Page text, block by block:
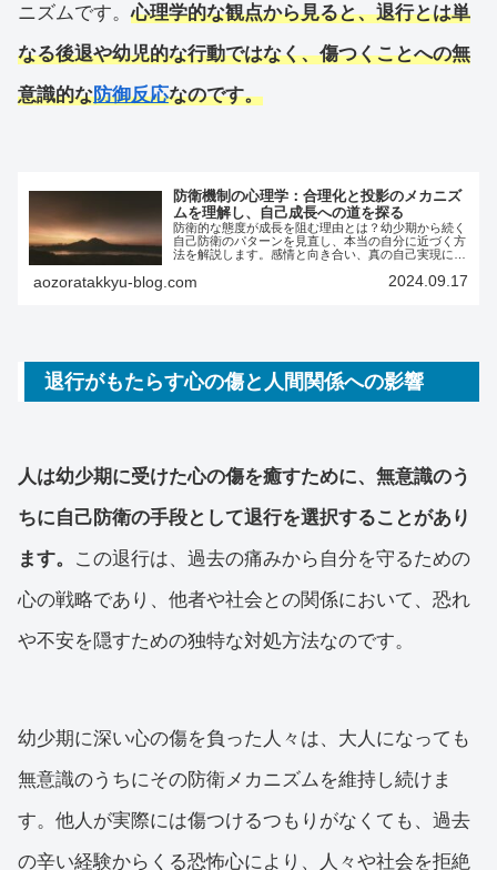
ニズムです。心理学的な観点から見ると、退行とは単
なる後退や幼児的な行動ではなく、傷つくことへの無
意識的な防御反応なのです。
防衛機制の心理学：合理化と投影のメカニズ
ムを理解し、自己成長への道を探る
防衛的な態度が成長を阻む理由とは？幼少期から続く
自己防衛のパターンを見直し、本当の自分に近づく方
法を解説します。感情と向き合い、真の自己実現に踏
aozoratakkyu-blog.com 2024.09.17
退行がもたらす心の傷と人間関係への影響
人は幼少期に受けた心の傷を癒すために、無意識のう
ちに自己防衛の手段として退行を選択することがあり
ます。
この退行は、過去の痛みから自分を守るための
心の戦略であり、他者や社会との関係において、恐れ
や不安を隠すための独特な対処方法なのです。
幼少期に深い心の傷を負った人々は、大人になっても
無意識のうちにその防衛メカニズムを維持し続けま
す。他人が実際には傷つけるつもりがなくても、過去
の辛い経験からくる恐怖心により、人々や社会を拒絶